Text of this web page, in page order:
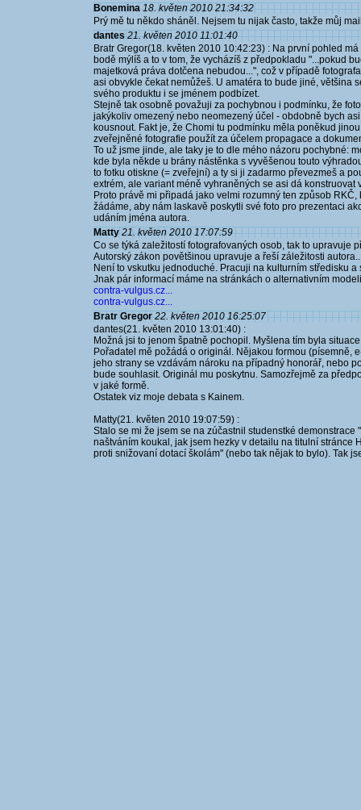
Bonemina 18. květen 2010 21:34:32
Prý mě tu někdo sháněl. Nejsem tu nijak často, takže můj
dantes 21. květen 2010 11:01:40
Bratr Gregor(18. květen 2010 10:42:23) : Na první pohled
bodě mýlíš a to v tom, že vycházíš z předpokladu "...pokud
majetková práva dotčena nebudou...", což v případě
asi obvykle čekat nemůžeš. U amatéra to bude jiné, většina
svého produktu i se jménem podbízet.
Stejně tak osobně považuji za pochybnou i podmínku, že
jakýkoliv omezený nebo neomezený účel - obdobně bych
kousnout. Fakt je, že Chomi tu podmínku měla poněkud
zveřejněné fotografie použít za účelem propagace a
To už jsme jinde, ale taky je to dle mého názoru pochybné:
kde byla někde u brány nástěnka s vyvěšenou touto
to fotku otiskne (= zveřejní) a ty si ji zadarmo převezmeš a
extrém, ale variant méně vyhraněných se asi dá konstruovat
Proto právě mi připadá jako velmi rozumný ten způsob
žádáme, aby nám laskavě poskytli své foto pro prezentaci
udáním jména autora.
Matty 21. květen 2010 17:07:59
Co se týká zaležitostí fotografovaných osob, tak to upravuje
Autorský zákon povětšinou upravuje a řeší záležitosti
Není to vskutku jednoduché. Pracuji na kulturním středisku
Jnak pár informací máme na stránkách o alternativním
contra-vulgus.cz...
contra-vulgus.cz...
Bratr Gregor 22. květen 2010 16:25:07
dantes(21. květen 2010 13:01:40) :
Možná jsi to jenom špatně pochopil. Myšlena tím byla
Pořadatel mě požádá o originál. Nějakou formou (písemně,
jeho strany se vzdávám nároku na případný honorář, nebo
bude souhlasit. Originál mu poskytnu. Samozřejmě za
v jaké formě.
Ostatek viz moje debata s Kainem.
Matty(21. květen 2010 19:07:59) :
Stalo se mi že jsem se na zúčastnil studenstké
naštváním koukal, jak jsem hezky v detailu na titulní stránce
proti snižovaní dotací školám" (nebo tak nějak to bylo). Tak